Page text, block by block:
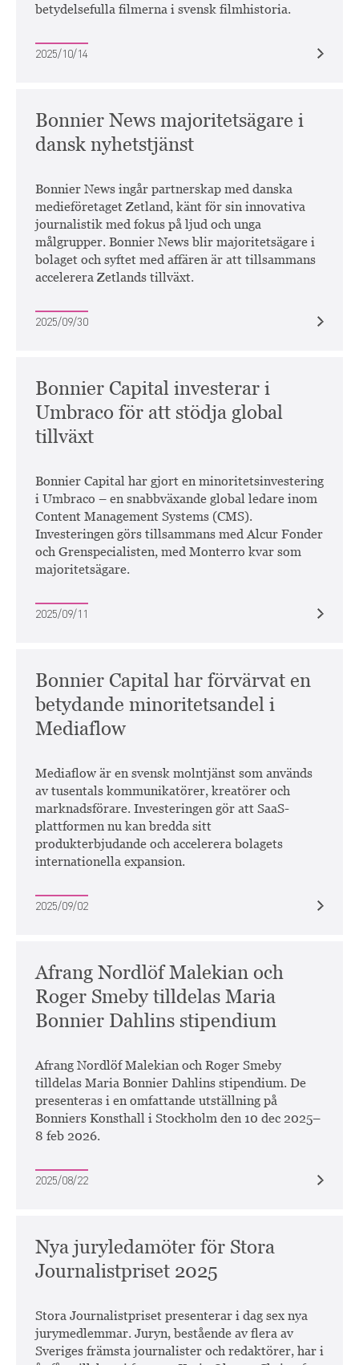
betydelsefulla filmerna i svensk filmhistoria.
2025/10/14
Bonnier News majoritetsägare i
dansk nyhetstjänst
Bonnier News ingår partnerskap med danska
medieföretaget Zetland, känt för sin innovativa
journalistik med fokus på ljud och unga
målgrupper. Bonnier News blir majoritetsägare i
bolaget och syftet med affären är att tillsammans
accelerera Zetlands tillväxt.
2025/09/30
Bonnier Capital investerar i
Umbraco för att stödja global
tillväxt
Bonnier Capital har gjort en minoritetsinvestering
i Umbraco – en snabbväxande global ledare inom
Content Management Systems (CMS).
Investeringen görs tillsammans med Alcur Fonder
och Grenspecialisten, med Monterro kvar som
majoritetsägare.
2025/09/11
Bonnier Capital har förvärvat en
betydande minoritetsandel i
Mediaflow
Mediaflow är en svensk molntjänst som används
av tusentals kommunikatörer, kreatörer och
marknadsförare. Investeringen gör att SaaS-
plattformen nu kan bredda sitt
produkterbjudande och accelerera bolagets
internationella expansion.
2025/09/02
Afrang Nordlöf Malekian och
Roger Smeby tilldelas Maria
Bonnier Dahlins stipendium
Afrang Nordlöf Malekian och Roger Smeby
tilldelas Maria Bonnier Dahlins stipendium. De
presenteras i en omfattande utställning på
Bonniers Konsthall i Stockholm den 10 dec 2025–
8 feb 2026.
2025/08/22
Nya juryledamöter för Stora
Journalistpriset 2025
Stora Journalistpriset presenterar i dag sex nya
jurymedlemmar. Juryn, bestående av flera av
Sveriges främsta journalister och redaktörer, har i